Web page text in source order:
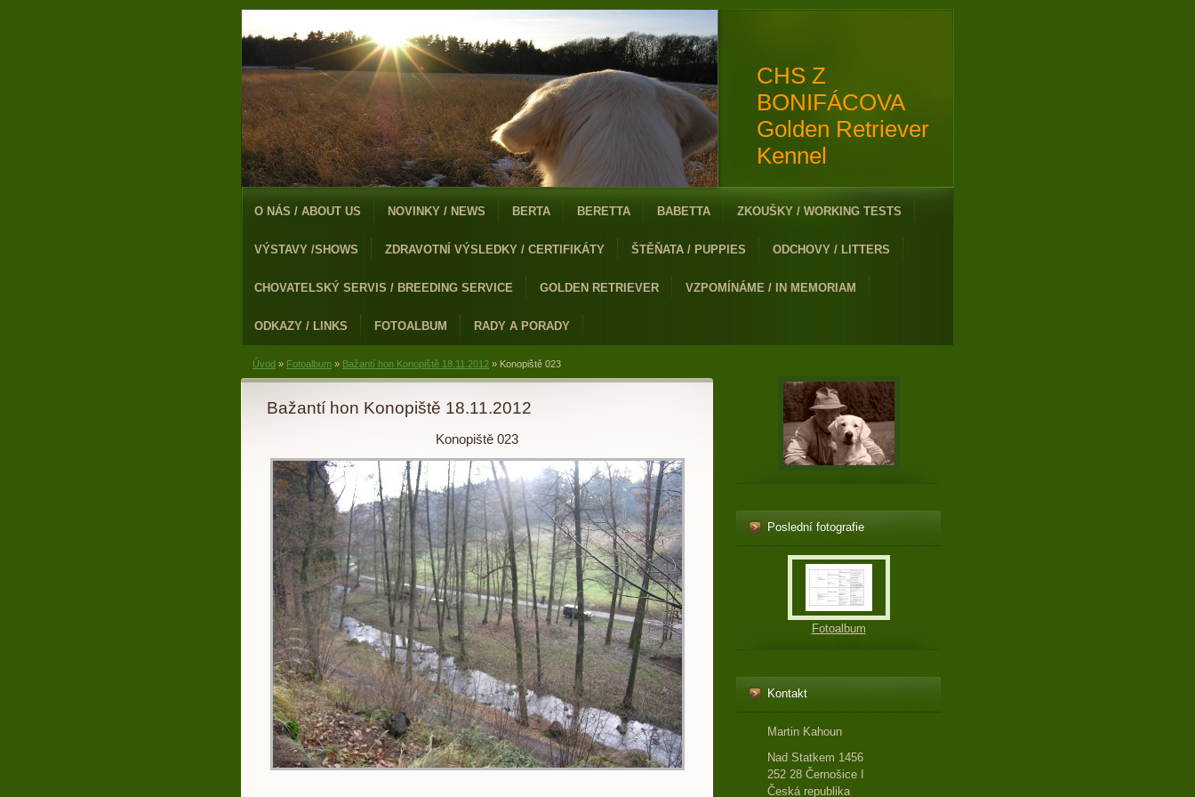
CHS Z
BONIFÁCOVA
Golden Retriever
Kennel
O NÁS / ABOUT US NOVINKY / NEWS BERTA BERETTA BABETTA ZKOUŠKY / WORKING TESTS
VÝSTAVY /SHOWS ZDRAVOTNÍ VÝSLEDKY / CERTIFIKÁTY ŠTĚŇATA / PUPPIES ODCHOVY / LITTERS
CHOVATELSKÝ SERVIS / BREEDING SERVICE GOLDEN RETRIEVER VZPOMÍNÁME / IN MEMORIAM
ODKAZY / LINKS FOTOALBUM RADY A PORADY
Úvod » Fotoalbum » Bažantí hon Konopiště 18.11.2012 » Konopiště 023
Bažantí hon Konopiště 18.11.2012
Konopiště 023
Poslední fotografie
Fotoalbum
Kontakt
Martin Kahoun
Nad Statkem 1456
252 28 Černošice I
Česká republika